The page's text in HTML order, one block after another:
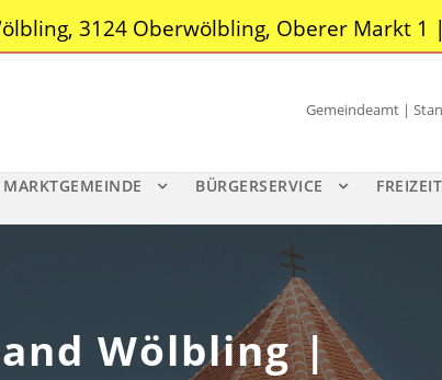
3124 Oberwölbling, Oberer Markt 1 |
Gemeindeamt |
MARKTGEMEINDE BÜRGERSERVICE FREIZEIT
Wölbling |